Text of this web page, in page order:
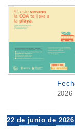
2026
22 de junio de 2026